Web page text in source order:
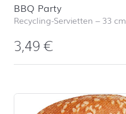
BBQ Party
Recycling-Servietten –33 cm
3,49€